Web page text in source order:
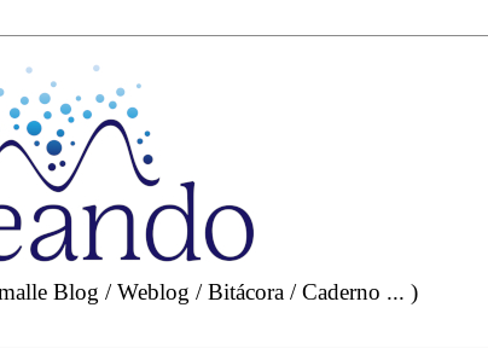
Blog / Weblog / Bitácora / Caderno ... )